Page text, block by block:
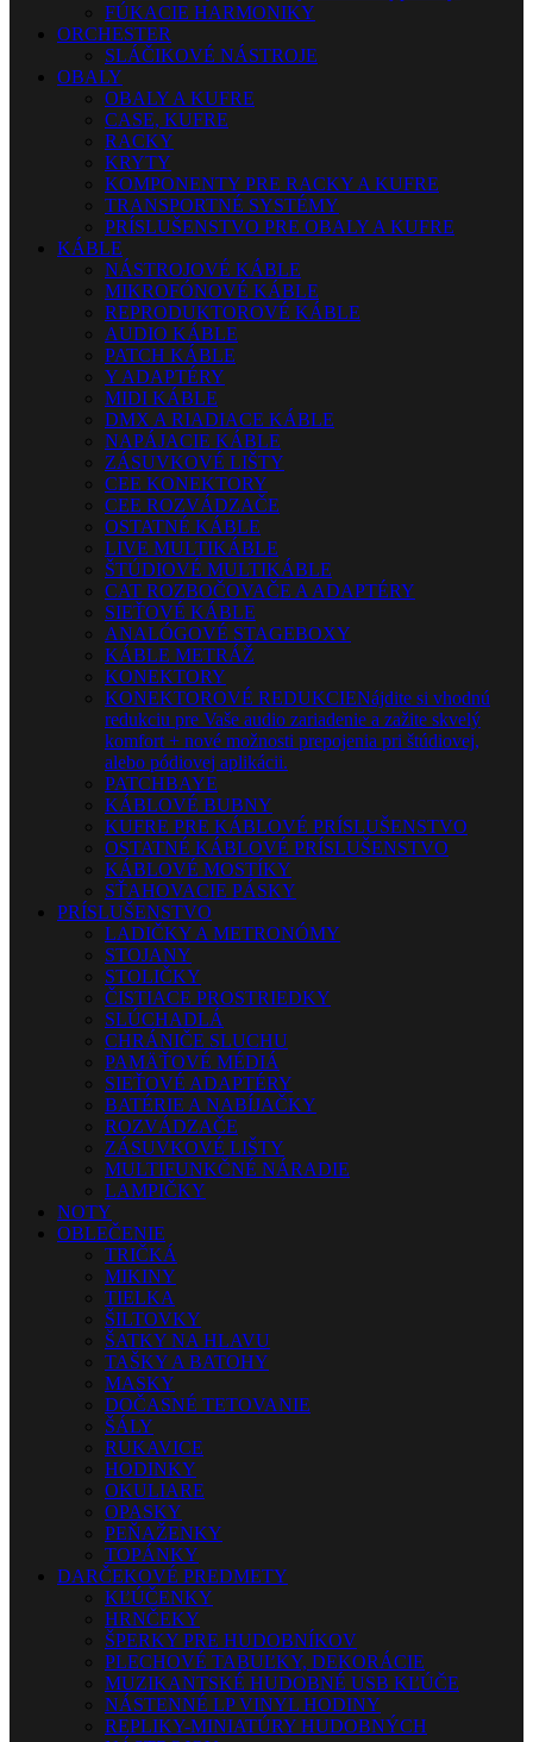
FÚKACIE HARMONIKY
ORCHESTER
SLÁČIKOVÉ NÁSTROJE
OBALY
OBALY A KUFRE
CASE, KUFRE
RACKY
KRYTY
KOMPONENTY PRE RACKY A KUFRE
TRANSPORTNÉ SYSTÉMY
PRÍSLUŠENSTVO PRE OBALY A KUFRE
KÁBLE
NÁSTROJOVÉ KÁBLE
MIKROFÓNOVÉ KÁBLE
REPRODUKTOROVÉ KÁBLE
AUDIO KÁBLE
PATCH KÁBLE
Y ADAPTÉRY
MIDI KÁBLE
DMX A RIADIACE KÁBLE
NAPÁJACIE KÁBLE
ZÁSUVKOVÉ LIŠTY
CEE KONEKTORY
CEE ROZVÁDZAČE
OSTATNÉ KÁBLE
LIVE MULTIKÁBLE
ŠTÚDIOVÉ MULTIKÁBLE
CAT ROZBOČOVAČE A ADAPTÉRY
SIEŤOVÉ KÁBLE
ANALÓGOVÉ STAGEBOXY
KÁBLE METRÁŽ
KONEKTORY
KONEKTOROVÉ REDUKCIENájdite si vhodnú
redukciu pre Vaše audio zariadenie a zažite skvelý
komfort + nové možnosti prepojenia pri štúdiovej,
alebo pódiovej aplikácii.
PATCHBAYE
KÁBLOVÉ BUBNY
KUFRE PRE KÁBLOVÉ PRÍSLUŠENSTVO
OSTATNÉ KÁBLOVÉ PRÍSLUŠENSTVO
KÁBLOVÉ MOSTÍKY
SŤAHOVACIE PÁSKY
PRÍSLUŠENSTVO
LADIČKY A METRONÓMY
STOJANY
STOLIČKY
ČISTIACE PROSTRIEDKY
SLÚCHADLÁ
CHRÁNIČE SLUCHU
PAMÄŤOVÉ MÉDIÁ
SIEŤOVÉ ADAPTÉRY
BATÉRIE A NABÍJAČKY
ROZVÁDZAČE
ZÁSUVKOVÉ LIŠTY
MULTIFUNKČNÉ NÁRADIE
LAMPIČKY
NOTY
OBLEČENIE
TRIČKÁ
MIKINY
TIELKA
ŠILTOVKY
ŠATKY NA HLAVU
TAŠKY A BATOHY
MASKY
DOČASNÉ TETOVANIE
ŠÁLY
RUKAVICE
HODINKY
OKULIARE
OPASKY
PEŇAŽENKY
TOPÁNKY
DARČEKOVÉ PREDMETY
KĽÚČENKY
HRNČEKY
ŠPERKY PRE HUDOBNÍKOV
PLECHOVÉ TABUĽKY, DEKORÁCIE
MUZIKANTSKÉ HUDOBNÉ USB KĽÚČE
NÁSTENNÉ LP VINYL HODINY
REPLIKY-MINIATÚRY HUDOBNÝCH